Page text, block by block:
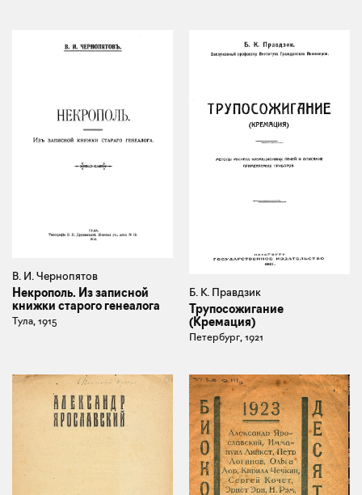
В. И. Чернопятов
Некрополь. Из записной
книжки старого генеалога
Тула, 1915
Б. К. Правдзик
Трупосожигание
(Кремация)
Петербург, 1921